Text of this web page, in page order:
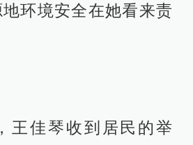
环境安全在她看来责
王佳琴收到居民的举